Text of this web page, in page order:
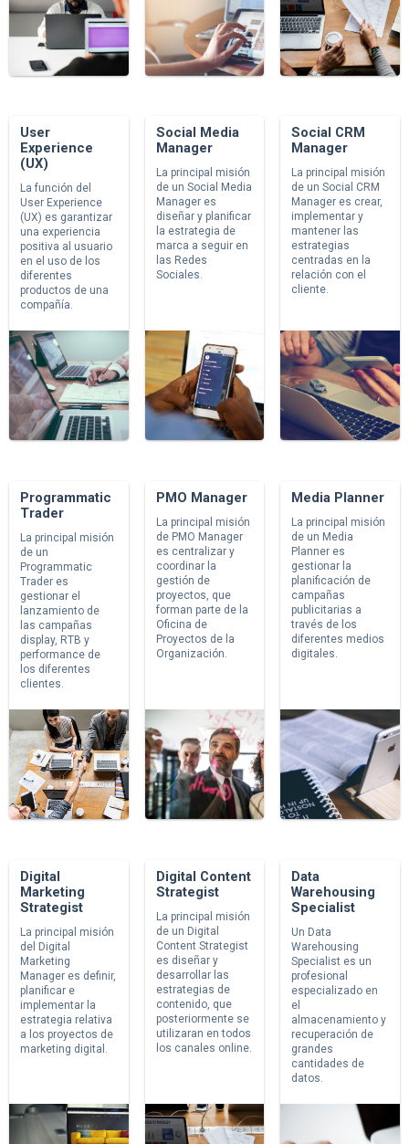
User
Experience
(UX)
La función del
User Experience
(UX) es garantizar
una experiencia
positiva al usuario
en el uso de los
diferentes
productos de una
compañía.
Social Media
Manager
La principal misión
de un Social Media
Manager es
diseñar y planificar
la estrategia de
marca a seguir en
las Redes
Sociales.
Social CRM
Manager
La principal misión
de un Social CRM
Manager es crear,
implementar y
mantener las
estrategias
centradas en la
relación con el
cliente.
Programmatic
Trader
La principal misión
de un
Programmatic
Trader es
gestionar el
lanzamiento de
las campañas
display, RTB y
performance de
los diferentes
clientes.
PMO Manager
La principal misión
de PMO Manager
es centralizar y
coordinar la
gestión de
proyectos, que
forman parte de la
Oficina de
Proyectos de la
Organización.
Media Planner
La principal misión
de un Media
Planner es
gestionar la
planificación de
campañas
publicitarias a
través de los
diferentes medios
digitales.
Digital
Marketing
Strategist
La principal misión
del Digital
Marketing
Manager es definir,
planificar e
implementar la
estrategia relativa
a los proyectos de
marketing digital.
Digital Content
Strategist
La principal misión
de un Digital
Content Strategist
es diseñar y
desarrollar las
estrategias de
contenido, que
posteriormente se
utilizaran en todos
los canales online.
Data
Warehousing
Specialist
Un Data
Warehousing
Specialist es un
profesional
especializado en
el
almacenamiento y
recuperación de
grandes
cantidades de
datos.